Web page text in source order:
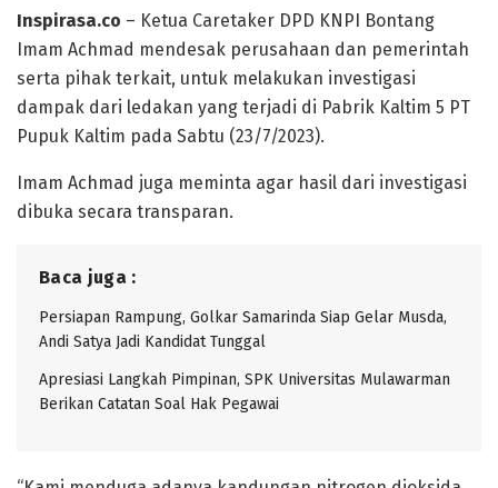
Inspirasa.co – Ketua Caretaker DPD KNPI Bontang
Imam Achmad mendesak perusahaan dan pemerintah
serta pihak terkait, untuk melakukan investigasi
dampak dari ledakan yang terjadi di Pabrik Kaltim 5 PT
Pupuk Kaltim pada Sabtu (23/7/2023).
Imam Achmad juga meminta agar hasil dari investigasi
dibuka secara transparan.
Baca juga :
Persiapan Rampung, Golkar Samarinda Siap Gelar Musda,
Andi Satya Jadi Kandidat Tunggal
Apresiasi Langkah Pimpinan, SPK Universitas Mulawarman
Berikan Catatan Soal Hak Pegawai